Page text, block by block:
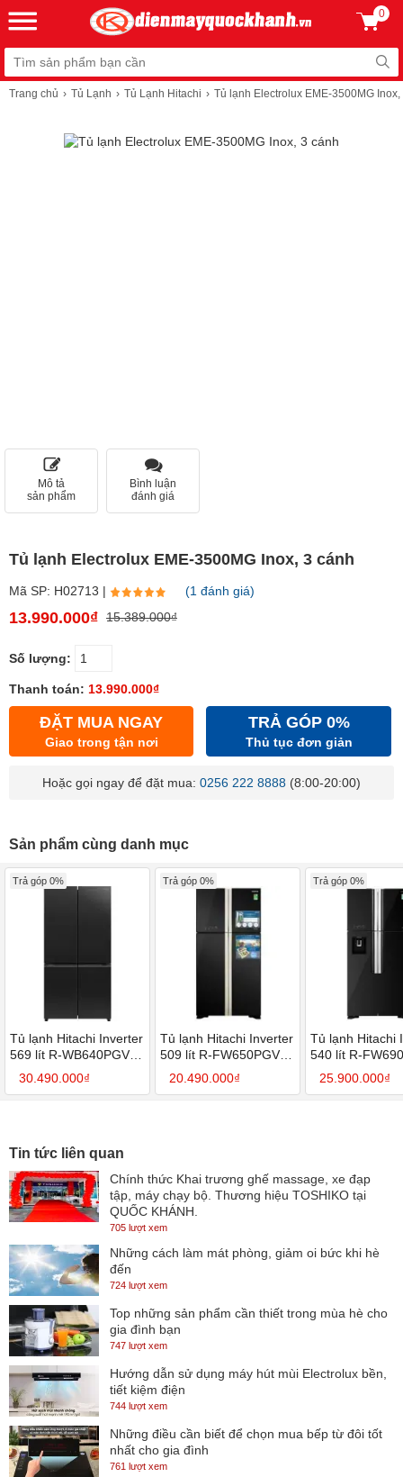
0
Trang chủ Tủ Lạnh Tủ Lạnh Hitachi Tủ lạnh Electrolux EME-3500MG Inox,
Mô tả
sản phẩm
Bình luận
đánh giá
Tủ lạnh Electrolux EME-3500MG Inox, 3 cánh
Mã SP: H02713 | (1 đánh giá)
13.990.000₫ 15.389.000₫
Số lượng:
Thanh toán: 13.990.000₫
ĐẶT MUA NGAY
Giao trong tận nơi
TRẢ GÓP 0%
Thủ tục đơn giản
Hoặc gọi ngay để đặt mua: 0256 222 8888 (8:00-20:00)
Sản phẩm cùng danh mục
Trả góp 0%
Tủ lạnh Hitachi Inverter
569 lít R-WB640PGV1
GCK
30.490.000₫
Trả góp 0%
Tủ lạnh Hitachi Inverter
509 lít R-FW650PGV8
GBK
20.490.000₫
Trả góp 0%
Tủ lạnh Hitachi
540 lít R-
GBK
25.900.000₫
Tin tức liên quan
Chính thức Khai trương ghế massage, xe đạp
tập, máy chạy bộ. Thương hiệu TOSHIKO tại
QUỐC KHÁNH.
705 lượt xem
Những cách làm mát phòng, giảm oi bức khi hè
đến
724 lượt xem
Top những sản phẩm cần thiết trong mùa hè cho
gia đình bạn
747 lượt xem
Hướng dẫn sử dụng máy hút mùi Electrolux bền,
tiết kiệm điện
744 lượt xem
Những điều cần biết để chọn mua bếp từ đôi tốt
nhất cho gia đình
761 lượt xem